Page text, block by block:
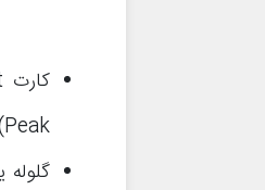
Peak) آنلاک می‌شود.